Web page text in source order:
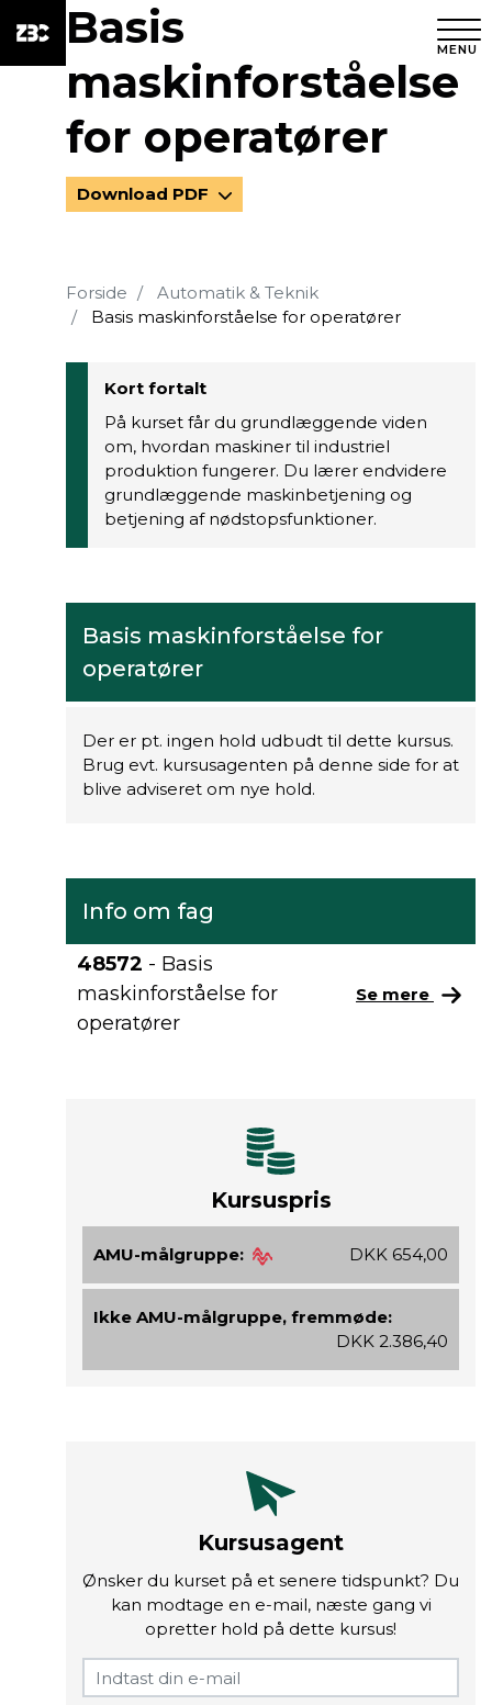
MENU
Basis
maskinforståelse
for operatører
Download PDF
Forside
Automatik & Teknik
Basis maskinforståelse for operatører
Kort fortalt
På kurset får du grundlæggende viden
om, hvordan maskiner til industriel
produktion fungerer. Du lærer endvidere
grundlæggende maskinbetjening og
betjening af nødstopsfunktioner.
Basis maskinforståelse for
operatører
Der er pt. ingen hold udbudt til dette kursus.
Brug evt. kursusagenten på denne side for at
blive adviseret om nye hold.
Info om fag
48572 - Basis
maskinforståelse for
operatører
Se mere
Kursuspris
AMU-målgruppe: DKK 654,00
Ikke AMU-målgruppe, fremmøde:
DKK 2.386,40
Kursusagent
Ønsker du kurset på et senere tidspunkt? Du
kan modtage en e-mail, næste gang vi
opretter hold på dette kursus!